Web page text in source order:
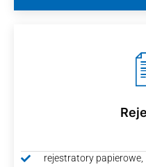
rejestratory papierowe,